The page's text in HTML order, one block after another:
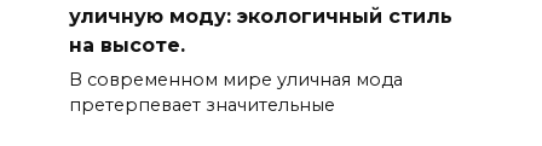
уличную моду: экологичный стиль
на высоте.
В современном мире уличная мода
претерпевает значительные